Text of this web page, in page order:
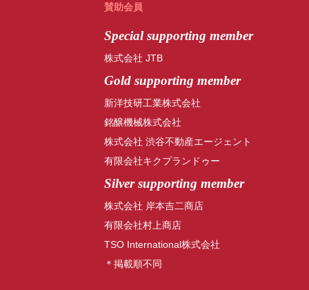
賛助会員
Specialsupporting member
株式会社 JTB
Gold supporting member
新洋技研工業株式会社
銘醸機械株式会社
株式会社 渋谷不動産エージェント
有限会社キクプランドゥー
Silver supporting member
株式会社 岸本吉二商店
有限会社村上商店
TSO International株式会社
＊掲載順不同